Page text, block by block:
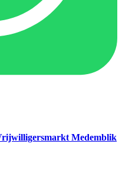
Medemblik